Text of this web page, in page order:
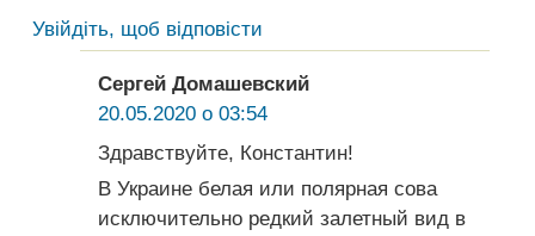
Увійдіть, щоб відповісти
Сергей Домашевский
20.05.2020 о 03:54
Здравствуйте, Константин!
В Украине белая или полярная сова
исключительно редкий залетный вид в